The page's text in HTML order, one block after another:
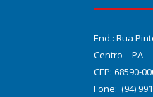
End.: Rua
Centro – PA
CEP: 68590-
Fone: (94)